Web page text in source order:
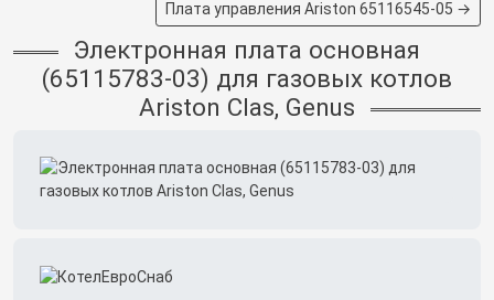
Плата управления Ariston 65116545‑05 →
Электронная плата основная
(65115783-03) для газовых котлов
Ariston Clas, Genus